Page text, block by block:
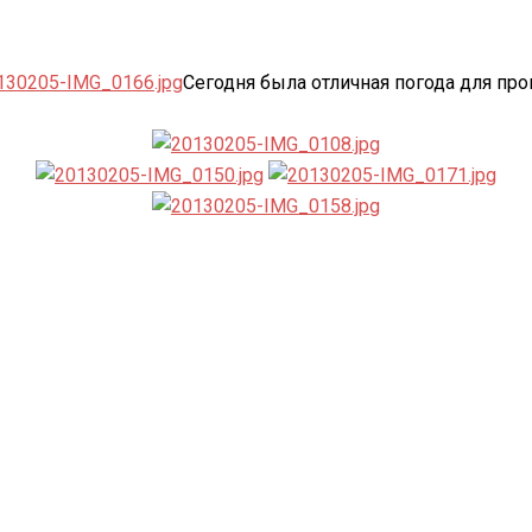
Сегодня была отличная погода для